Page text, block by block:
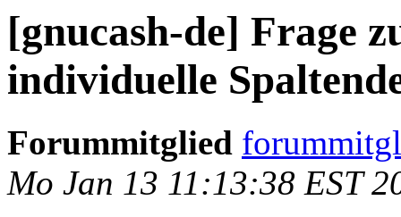
[gnucash-de] Frage
individuelle
Forummitglied
Mo Jan 13 11:13:38 EST